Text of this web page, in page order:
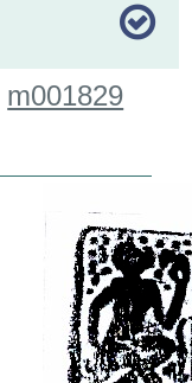
m001829